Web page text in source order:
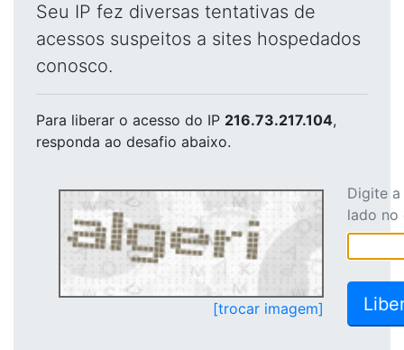
Seu IP fez diversas tentativas de
acessos suspeitos a sites hospedados
conosco.
Para liberar o acesso do IP 216.73.217.104,
responda ao desafio abaixo.
[trocar imagem]
Digite
lado no